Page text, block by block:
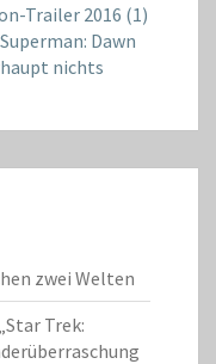
Trailer 2016 (1)
Dawn
nichts
zwei Welten
Trek: